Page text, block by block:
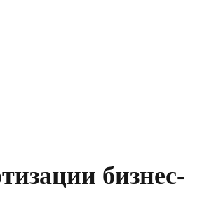
бизнес-